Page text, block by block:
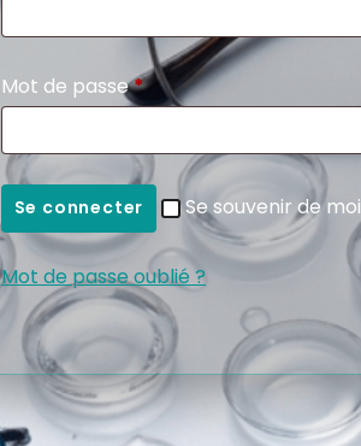
Mot de passe*
Se connecter Se souvenir de moi
Mot de passe oublié ?